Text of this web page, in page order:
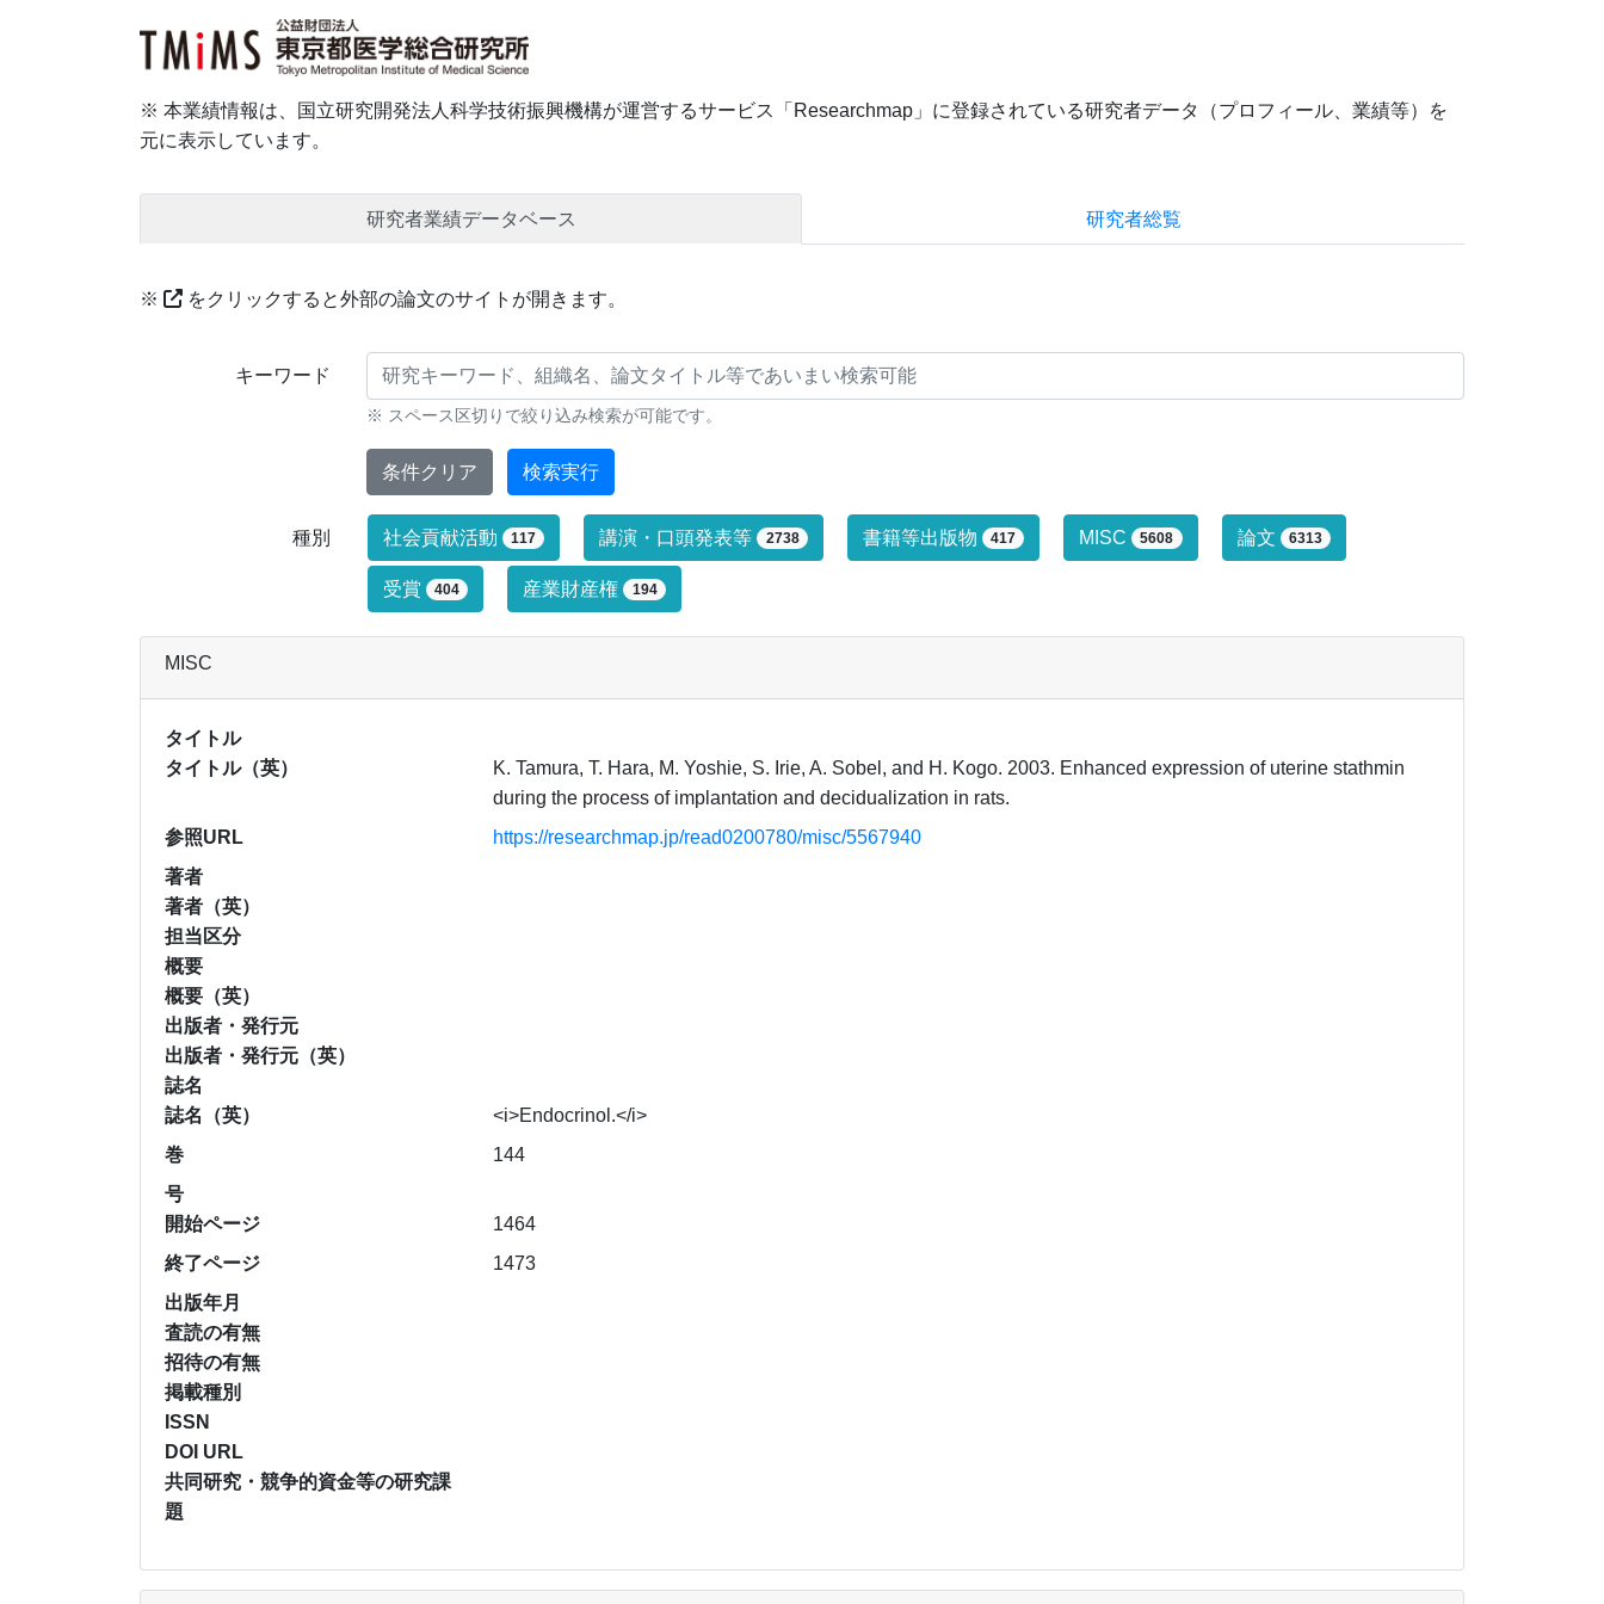
※ 本業績情報は、国立研究開発法人科学技術振興機構が運営するサービス「Researchmap」に登録されている研究者データ（プロフィール、業績等）を
元に表示しています。
研究者業績データベース 研究者総覧
※ をクリックすると外部の論文のサイトが開きます。
研究業績に対する検索条件
キーワード
※ スペース区切りで絞り込み検索が可能です。
条件クリア 検索実行
種別 研究業績タイプによる絞り込み条件です。絞り込みは行っていません。
社会貢献活動 117 講演・口頭発表等 2738 書籍等出版物 417 MISC 5608 論文 6313
受賞 404 産業財産権 194
MISC
タイトル
タイトル（英）
K. Tamura, T. Hara, M. Yoshie, S. Irie, A. Sobel, and H. Kogo. 2003. Enhanced expression of uterine stathmin
during the process of implantation and decidualization in rats.
参照URL
https://researchmap.jp/read0200780/misc/5567940
著者
著者（英）
担当区分
概要
概要（英）
出版者・発行元
出版者・発行元（英）
誌名
誌名（英）
<i>Endocrinol.</i>
巻
144
号
開始ページ
1464
終了ページ
1473
出版年月
査読の有無
招待の有無
掲載種別
ISSN
DOI URL
共同研究・競争的資金等の研究課
題